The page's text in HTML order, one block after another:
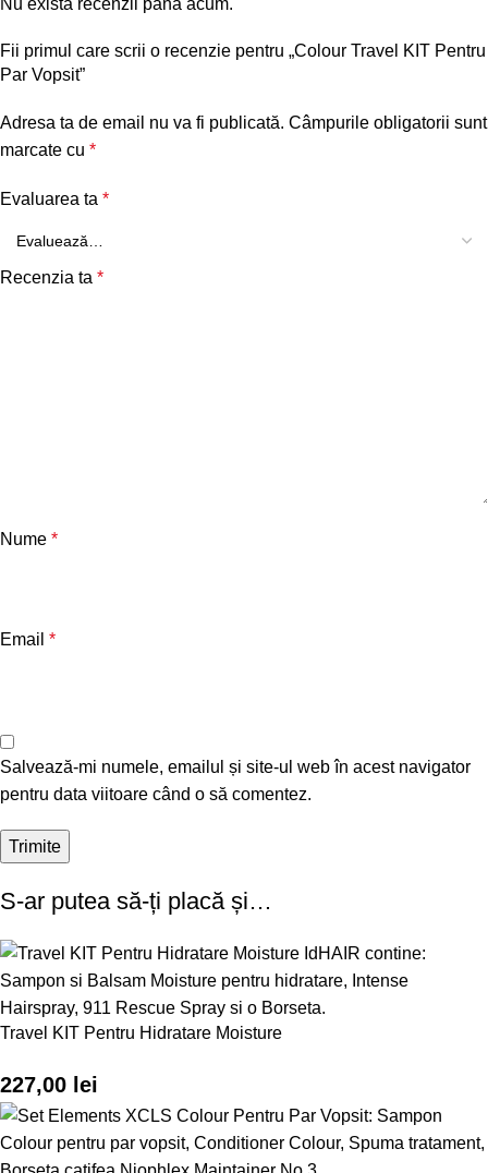
Nu există recenzii până acum.
Fii primul care scrii o recenzie pentru „Colour Travel KIT Pentru
Par Vopsit”
Adresa ta de email nu va fi publicată. Câmpurile obligatorii sunt
marcate cu *
Evaluarea ta *
Recenzia ta *
Nume *
Email *
Salvează-mi numele, emailul și site-ul web în acest navigator
pentru data viitoare când o să comentez.
S-ar putea să-ți placă și…
Travel KIT Pentru Hidratare Moisture
227,00 lei